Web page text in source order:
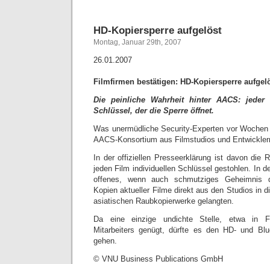
HD-Kopiersperre aufgelöst
Montag, Januar 29th, 2007
26.01.2007
Filmfirmen bestätigen: HD-Kopiersperre
Die peinliche Wahrheit hinter AACS:
Schlüssel, der die Sperre öffnet.
Was unermüdliche Security-Experten vor
AACS-Konsortium aus Filmstudios und
In der offiziellen Presseerklärung ist davon die
jeden Film individuellen Schlüssel gestohlen. In
offenes, wenn auch schmutziges Geheimnis
Kopien aktueller Filme direkt aus den Studios in
asiatischen Raubkopierwerke gelangten.
Da eine einzige undichte Stelle, etwa in
Mitarbeiters genügt, dürfte es den HD- und
gehen.
© VNU Business Publications GmbH